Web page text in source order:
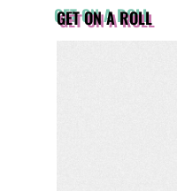
GET ON A ROLL